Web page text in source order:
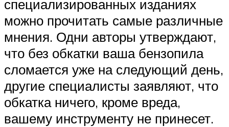
специализированных изданиях
можно прочитать самые различные
мнения. Одни авторы утверждают,
что без обкатки ваша бензопила
сломается уже на следующий день,
другие специалисты заявляют, что
обкатка ничего, кроме вреда,
вашему инструменту не принесет.